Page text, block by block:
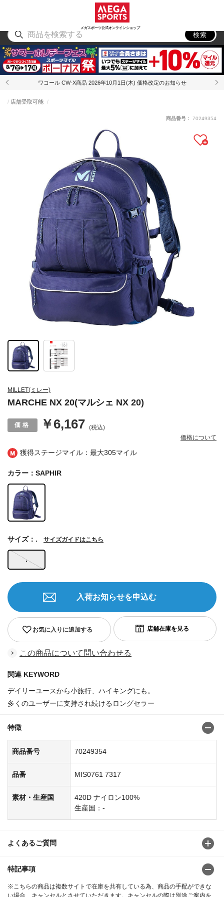
メガスポーツ公式オンラインショップ
アウトドア
検索
ワコール CW-X商品 2026年10月1日(木) 価格改定のお知らせ
獲得ステージマイル：最大305マイル
MILLET(ミレー)
MARCHE NX 20(マルシェ NX 20)
店舗受取可能
￥6,167 (税込)
価格について
商品番号： 70249354
カラー：SAPHIR
.
サイズ：. サイズガイドはこちら
お気に入りに追加する
入荷お知らせを申込む
この商品について問い合わせる
関連 KEYWORD
デイリーユースから小旅行、ハイキングにも。
多くのユーザーに支持され続けるロングセラー
特徴
商品番号 70249354
品番 MIS0761 7317
素材・生産国
420D ナイロン100%
生産国：-
よくあるご質問
特記事項
※こちらの商品は複数サイトで在庫を共有している為、商品の手配ができな
い場合、キャンセルとさせていただきます。キャンセルの際は別途ご案内を